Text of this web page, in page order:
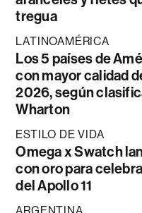
tregua
LATINOAMÉRICA
Los 5 países de
con mayor calidad
2026, según
Wharton
ESTILO DE VIDA
Omega x Swatch
con oro para
del Apollo 11